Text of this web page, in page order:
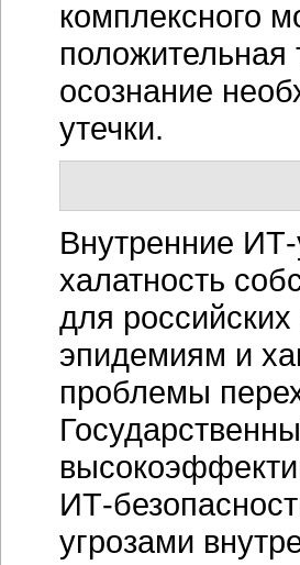
комплексного
положительная
осознание
утечки.
Внутренние ИТ-
халатность
для
эпидемиям и
проблемы
ИТ-
угрозами